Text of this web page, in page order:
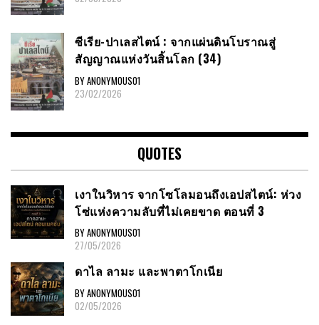
ซีเรีย​-ปาเลสไตน์​ : จากแผ่นดินโบราณสู่
สัญญาณ​แห่งวันสิ้นโลก​ (34)
BY ANONYMOUS01
23/02/2026
QUOTES
เงาในวิหาร จากโซโลมอนถึงเอปสไตน์: ห่วง
โซ่แห่งความลับที่ไม่เคยขาด ตอนที่ 3
BY ANONYMOUS01
27/05/2026
ดาไล ลามะ และพาตาโกเนีย
BY ANONYMOUS01
02/05/2026